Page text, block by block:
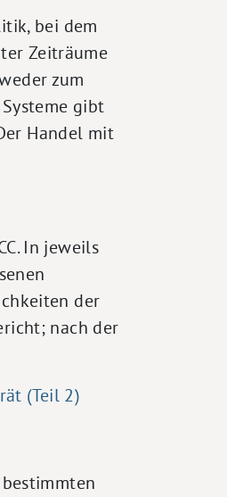
bei dem
Zeiträume
zum
gibt
Handel mit
In jeweils
der
nach der
(Teil 2)